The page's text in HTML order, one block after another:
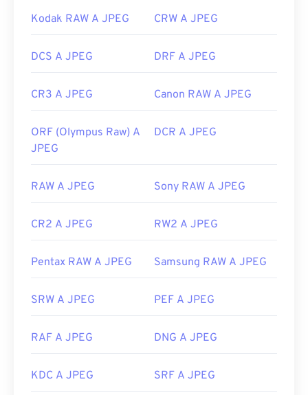
Kodak RAW A JPEG CRW A JPEG
DCS A JPEG DRF A JPEG
CR3 A JPEG Canon RAW A JPEG
ORF (Olympus Raw) A
JPEG
DCR A JPEG
RAW A JPEG Sony RAW A JPEG
CR2 A JPEG RW2 A JPEG
Pentax RAW A JPEG Samsung RAW A JPEG
SRW A JPEG PEF A JPEG
RAF A JPEG DNG A JPEG
KDC A JPEG SRF A JPEG